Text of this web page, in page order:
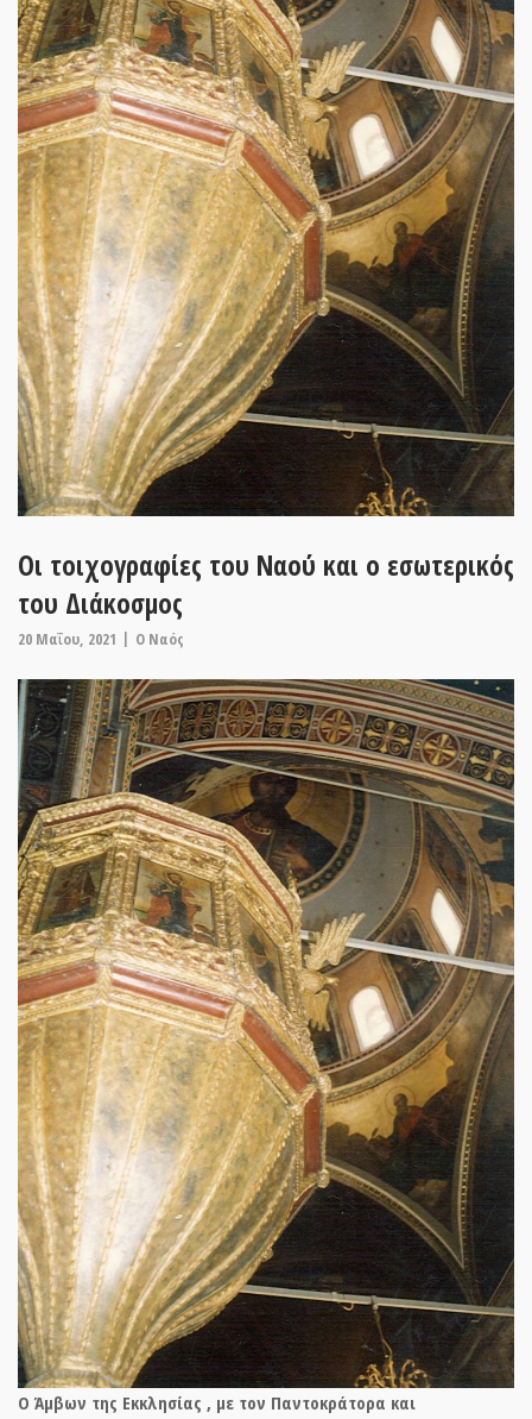
Οι τοιχογραφίες του Ναού και ο εσωτερικός
του Διάκοσμος
20 Μαΐου, 2021 O Ναός
Ο Άμβων της Εκκλησίας , με τον Παντοκράτορα και